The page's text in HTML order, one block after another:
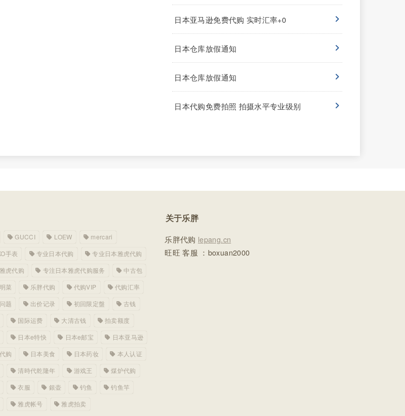
日本亚马逊免费代购 实时汇率+0
日本仓库放假通知
日本仓库放假通知
日本代购免费拍照 拍摄水平专业级别
GUCCI LOEW
mercari
手表
专业日本代购
专业日本雅虎代购
虎代购
专注日本雅虎代购服务
中古包
菜
乐胖代购 代购VIP
代购汇率
题
出价记录 初回限定盤
古钱
国际运费 大清古钱
拍卖额度
日本e特快 日本e邮宝
日本亚马逊
购
日本美食 日本药妆
本人认证
清時代乾隆年 游戏王
煤炉代购
衣服 銀壶 钓鱼
钓鱼竿
雅虎帐号 雅虎拍卖
关于乐胖
乐胖代购 lepang.cn
旺旺 客服 ：boxuan2000